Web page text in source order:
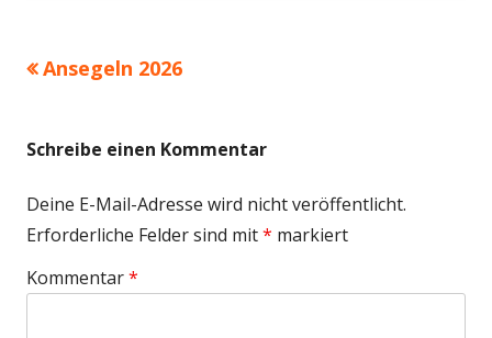
Beitragsnavigation
Vorheriger
Ansegeln 2026
Schreibe einen Kommentar
Deine E-Mail-Adresse wird nicht veröffentlicht.
Erforderliche Felder sind mit* markiert
Kommentar*